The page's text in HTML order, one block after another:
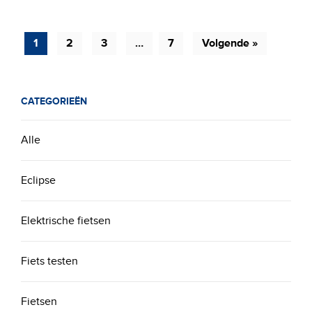
CATEGORIEËN
Alle
Eclipse
Elektrische fietsen
Fiets testen
Fietsen
1 2 3 … 7 Volgende »